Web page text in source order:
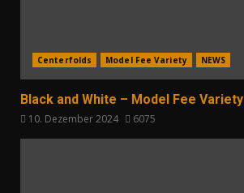
Centerfolds Model Fee Variety NEWS
Black and White – Model Fee Variety
10. Dezember 2024 6075